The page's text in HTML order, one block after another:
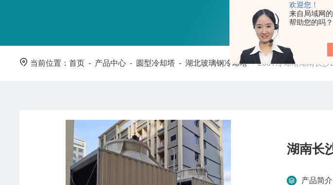
欢迎您！
来自局域网
帮助您的吗？
当前位置：首页 - 产品中心 - 圆型冷却塔 -湖北玻璃钢冷却塔-200T冷却塔湖南长沙
湖南长
产品简介